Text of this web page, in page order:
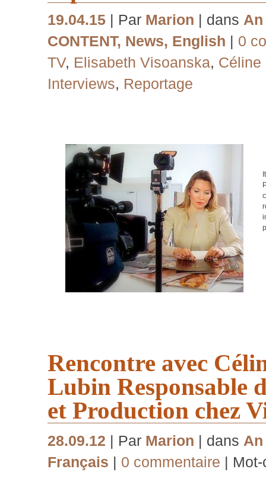
19.04.15 | Par Marion | dans
CONTENT, News, English | 0
TV, Elisabeth Visoanska, Céline
Interviews, Reportage
Rencontre avec
Lubin Responsable
et Production chez
28.09.12 | Par Marion | dans
Français | 0 commentaire |